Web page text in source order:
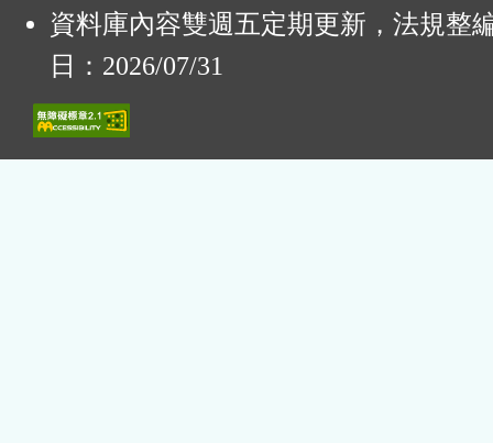
資料庫內容雙週五定期更新，法規整
日：2026/07/31